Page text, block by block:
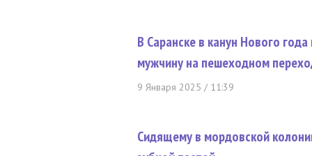
В Саранске в канун Нового
мужчину на пешеходном
9 Января 2025 / 11:39
Сидящему в мордовской